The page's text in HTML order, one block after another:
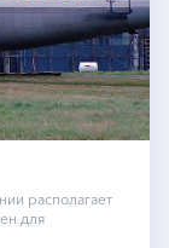
располагает
для